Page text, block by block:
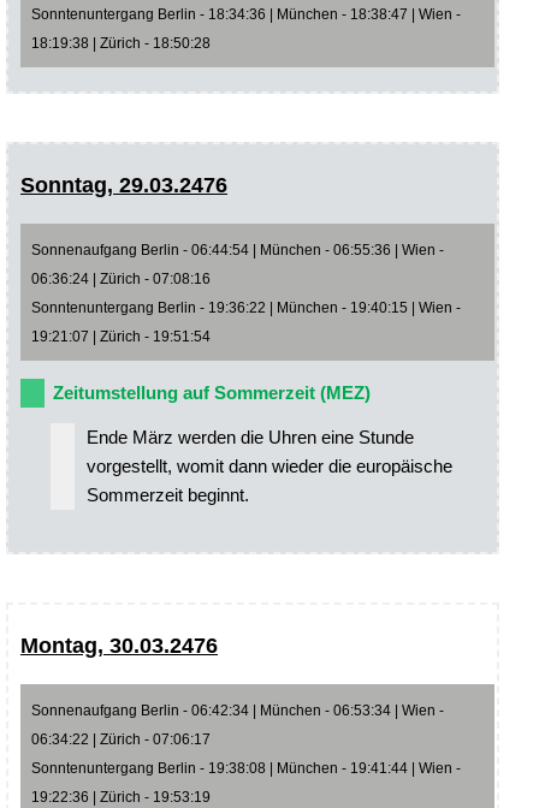
Sonntenuntergang Berlin - 18:34:36 | München - 18:38:47 | Wien -
18:19:38 | Zürich - 18:50:28
Sonntag, 29.03.2476
Sonnenaufgang Berlin - 06:44:54 | München - 06:55:36 | Wien -
06:36:24 | Zürich - 07:08:16
Sonntenuntergang Berlin - 19:36:22 | München - 19:40:15 | Wien -
19:21:07 | Zürich - 19:51:54
Zeitumstellung auf Sommerzeit (MEZ)
Ende März werden die Uhren eine Stunde
vorgestellt, womit dann wieder die europäische
Sommerzeit beginnt.
Montag, 30.03.2476
Sonnenaufgang Berlin - 06:42:34 | München - 06:53:34 | Wien -
06:34:22 | Zürich - 07:06:17
Sonntenuntergang Berlin - 19:38:08 | München - 19:41:44 | Wien -
19:22:36 | Zürich - 19:53:19